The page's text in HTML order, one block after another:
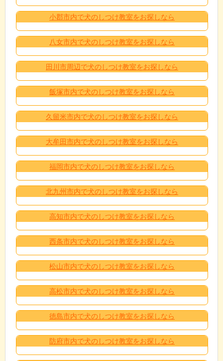
小郡市内で犬のしつけ教室をお探しなら
八女市内で犬のしつけ教室をお探しなら
田川市周辺で犬のしつけ教室をお探しなら
飯塚市内で犬のしつけ教室をお探しなら
久留米市内で犬のしつけ教室をお探しなら
大牟田市内で犬のしつけ教室をお探しなら
福岡市内で犬のしつけ教室をお探しなら
北九州市内で犬のしつけ教室をお探しなら
高知市内で犬のしつけ教室をお探しなら
西条市内で犬のしつけ教室をお探しなら
松山市内で犬のしつけ教室をお探しなら
高松市内で犬のしつけ教室をお探しなら
徳島市内で犬のしつけ教室をお探しなら
防府市内で犬のしつけ教室をお探しなら